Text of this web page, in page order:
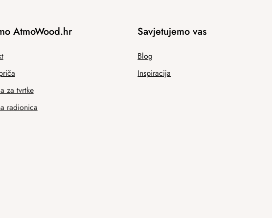
AtmoWood.hr
za tvrtke
radionica
Savjetujemo vas
Blog
Inspiracija